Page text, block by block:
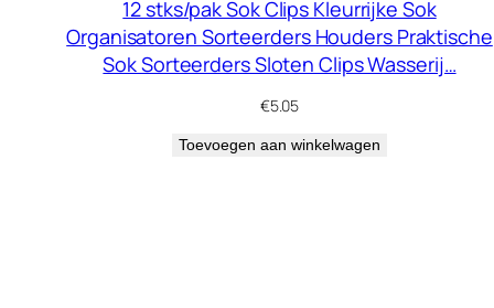
12 stks/pak Sok Clips Kleurrijke Sok
Organisatoren Sorteerders Houders Praktische
Sok Sorteerders Sloten Clips Wasserij…
€5.05
Toevoegen aan winkelwagen